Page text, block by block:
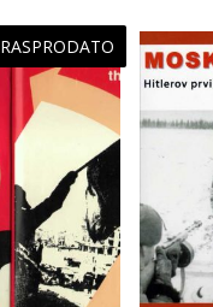
RASPRODATO